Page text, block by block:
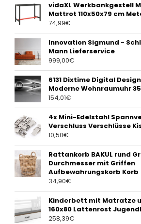
vidaXL Werkbankgestell
Mattrot 110x50x79 cm
74,99€
Innovation Sigmund -
Mann Lieferservice
999,00€
6131 Dixtime Digital
Moderne Wohnraumuhr
154,01€
4x Mini-Edelstahl
Verschluss Verschlüsse
10,50€
Rattankorb BAKUL rund
Durchmesser mit Griffen
Aufbewahrungskorb Korb
34,90€
Kinderbett mit Matratze
160x80 Lattenrost
258,39€